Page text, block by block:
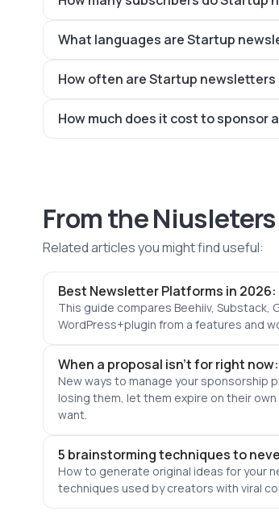
What languages are Startup
How often are Startup newsletters
How much does it cost to sponsor
From the
Related articles you might find useful:
Best Newsletter Platforms in
This guide compares Beehiiv, Substack,
WordPress+plugin from a features and
When a proposal isn't for right
New ways to manage your
losing them, let them expire on their
want.
5 brainstorming techniques to
How to generate original ideas for your
techniques used by creators with viral